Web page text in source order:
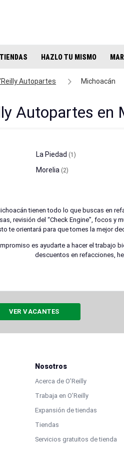
TIENDAS HAZLO TU MISMO
Autopartes Michoacán
Autopartes en
La Piedad (1)
Morelia (2)
tienen todo lo que buscas en
revisión del “Check Engine”, focos
te orientará para que tomes la mejor
es ayudarte a hacer el
descuentos en refacciones,
VER VACANTES
Nosotros
Acerca de O’Reilly
Trabaja en O’Reilly
Expansión de tiendas
Tiendas
Servicios gratuitos de tienda